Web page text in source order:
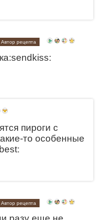
Автор рецепта
пироги с
то особенные
Автор рецепта